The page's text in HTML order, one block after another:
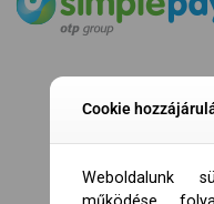
Cookie
Weboldalunk